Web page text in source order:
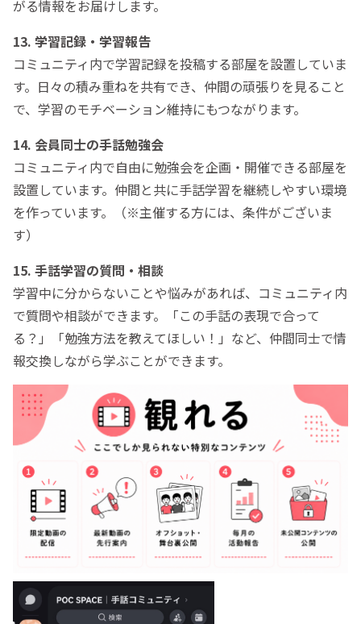
がる情報をお届けします。
13. 学習記録・学習報告
コミュニティ内で学習記録を投稿する部屋を設置していま
す。日々の積み重ねを共有でき、仲間の頑張りを見ること
で、学習のモチベーション維持にもつながります。
14. 会員同士の手話勉強会
コミュニティ内で自由に勉強会を企画・開催できる部屋を
設置しています。仲間と共に手話学習を継続しやすい環境
を作っています。（※主催する方には、条件がございま
す）
15. 手話学習の質問・相談
学習中に分からないことや悩みがあれば、コミュニティ内
で質問や相談ができます。「この手話の表現で合って
る？」「勉強方法を教えてほしい！」など、仲間同士で情
報交換しながら学ぶことができます。